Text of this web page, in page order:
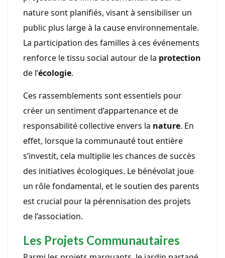
nature sont planifiés, visant à sensibiliser un
public plus large à la cause environnementale.
La participation des familles à ces événements
renforce le tissu social autour de la protection
de l’écologie.
Ces rassemblements sont essentiels pour
créer un sentiment d’appartenance et de
responsabilité collective envers la nature. En
effet, lorsque la communauté tout entière
s’investit, cela multiplie les chances de succès
des initiatives écologiques. Le bénévolat joue
un rôle fondamental, et le soutien des parents
est crucial pour la pérennisation des projets
de l’association.
Les Projets Communautaires